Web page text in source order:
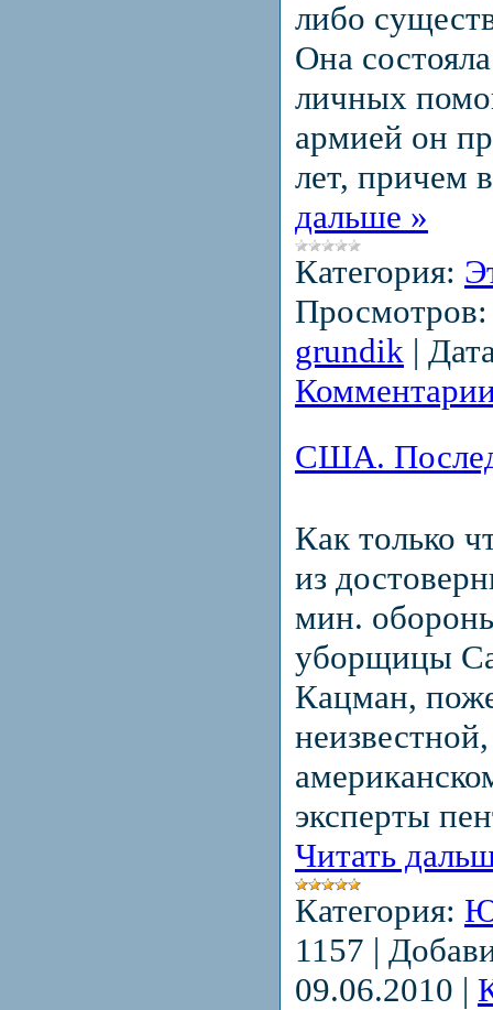
либо
Она
личных
армией он
лет, причем
дальше »
Категория:
Просмотров:
grundik |
США.
Как только
из
мин.
уборщицы
Кацман,
эксперты
Читать
Категория:
1157 |
09.06.2010 |